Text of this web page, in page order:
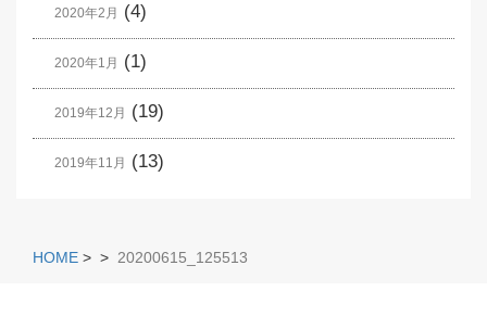
2020年2月 (4)
2020年1月 (1)
2019年12月 (19)
2019年11月 (13)
HOME > > 20200615_125513